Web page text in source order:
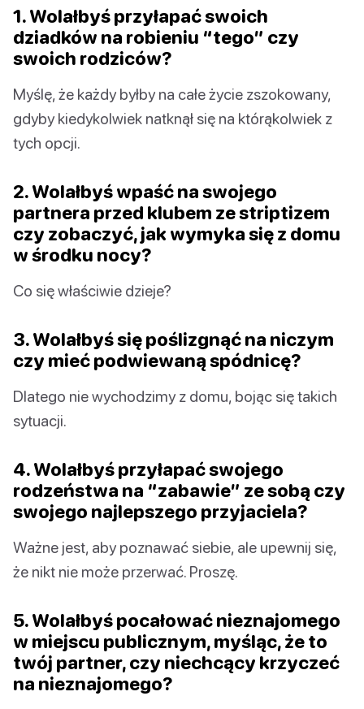
1. Wolałbyś przyłapać swoich
dziadków na robieniu “tego” czy
swoich rodziców?
Myślę, że każdy byłby na całe życie zszokowany,
gdyby kiedykolwiek natknął się na którąkolwiek z
tych opcji.
2. Wolałbyś wpaść na swojego
partnera przed klubem ze striptizem
czy zobaczyć, jak wymyka się z domu
w środku nocy?
Co się właściwie dzieje?
3. Wolałbyś się poślizgnąć na niczym
czy mieć podwiewaną spódnicę?
Dlatego nie wychodzimy z domu, bojąc się takich
sytuacji.
4. Wolałbyś przyłapać swojego
rodzeństwa na “zabawie” ze sobą czy
swojego najlepszego przyjaciela?
Ważne jest, aby poznawać siebie, ale upewnij się,
że nikt nie może przerwać. Proszę.
5. Wolałbyś pocałować nieznajomego
w miejscu publicznym, myśląc, że to
twój partner, czy niechcący krzyczeć
na nieznajomego?